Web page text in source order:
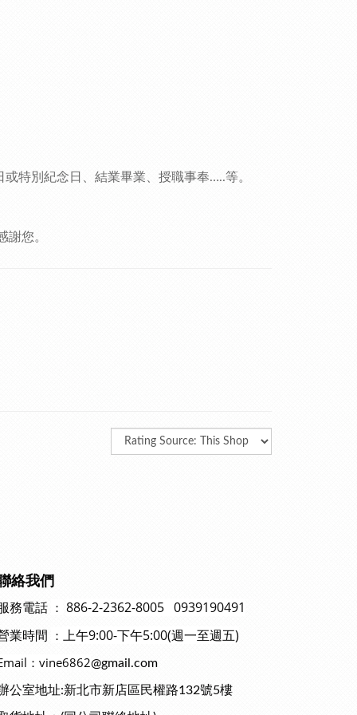
特別紀念日、結業畢業、授職事奉…..等。
謝您。
絡我們
務電話 ： 886-2-2362-8005 0939190491
業時間 ： 上午9:00-下午5:00(週一至週五)
：vine6862@gmail.com
公室地址:新北市新店區民權路132號5樓